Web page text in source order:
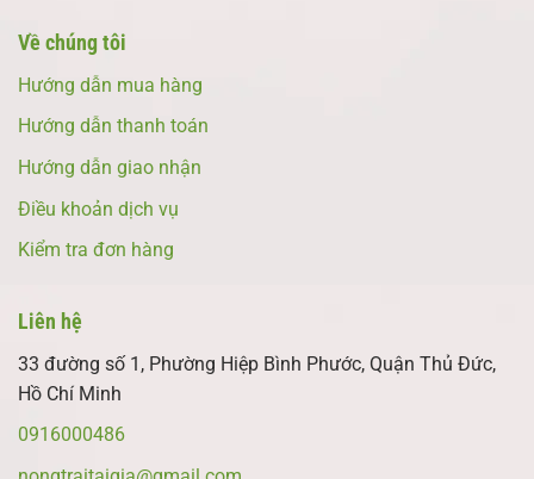
Về chúng tôi
Hướng dẫn mua hàng
Hướng dẫn thanh toán
Hướng dẫn giao nhận
Điều khoản dịch vụ
Kiểm tra đơn hàng
Liên hệ
33 đường số 1, Phường Hiệp Bình Phước, Quận Thủ Đức,
Hồ Chí Minh
0916000486